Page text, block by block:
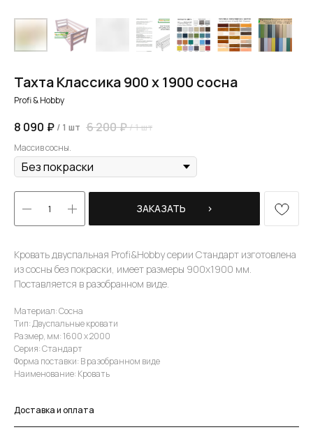
Тахта Классика 900 х 1900 сосна
Profi & Hobby
8 090 ₽ / 1 шт 6 200₽/1 шт
Массив сосны.
ЗАКАЗАТЬ⠀⠀⠀›
Кровать двуспальная Profi&Hobby серии Стандарт изготовлена
из сосны без покраски, имеет размеры 900х1900 мм.
Поставляется в разобранном виде.
Материал: Сосна
Тип: Двуспальные кровати
Размер, мм: 1600 х 2000
Серия: Стандарт
Форма поставки: В разобранном виде
Наименование: Кровать
Доставка и оплата